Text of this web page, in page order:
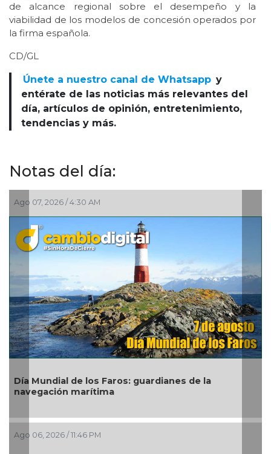
de alcance regional sobre el desempeño y la
viabilidad de los modelos de concesión operados por
la firma española.
CD/GL
Únete a nuestro canal de Whatsapp y
entérate de las noticias más relevantes del
día, artículos de opinión, entretenimiento,
tendencias y más.
Notas del día:
Ago 07, 2026 / 4:30 AM
Día Mundial de los Faros: guardianes de la
navegación marítima
Ago 06, 2026 / 11:46 PM